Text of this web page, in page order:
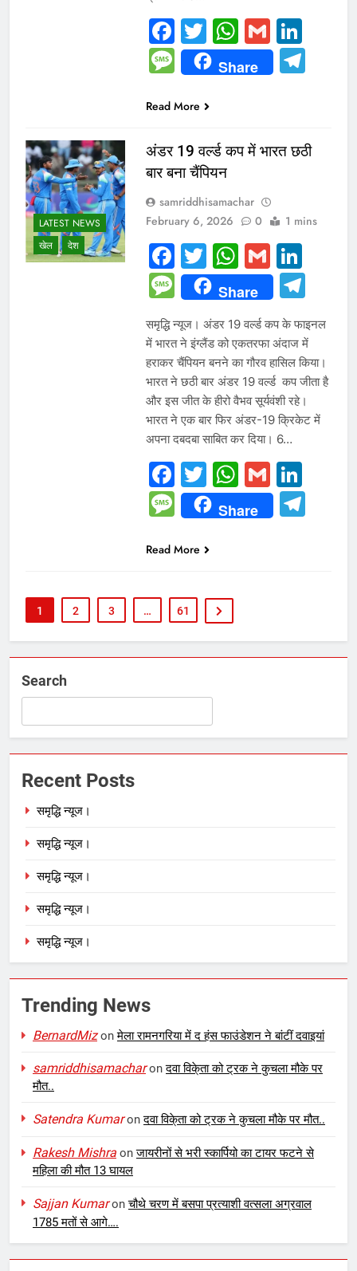
Facebook
TwitterGmail
Message
Share
Read More
LATEST NEWS
खेल
देश
अंडर 19 वर्ल्ड कप में भारत छठी
बार बना चैंपियन
samriddhisamachar
February 6, 2026
0 1 mins
Facebook
TwitterGmail
Message
Share
समृद्धि न्यूज। अंडर 19 वर्ल्ड कप के फाइनल
में भारत ने इंग्लैंड को एकतरफा अंदाज में
हराकर चैंपियन बनने का गौरव हासिल किया।
भारत ने छठी बार अंडर 19 वर्ल्ड कप जीता है
और इस जीत के हीरो वैभव सूर्यवंशी रहे।
भारत ने एक बार फिर अंडर-19 क्रिकेट में
अपना दबदबा साबित कर दिया। 6…
Facebook
TwitterGmail
Message
Share
Read More
1 2 3 … 61
Search
Recent Posts
समृद्धि न्यूज।
समृद्धि न्यूज।
समृद्धि न्यूज।
समृद्धि न्यूज।
समृद्धि न्यूज।
Trending News
BernardMizonमेला रामनगरिया में द हंस फाउंडेशन ने बांटीं दवाइयां
samriddhisamacharonदवा विके्ता को ट्रक ने कुचला मौके पर
मौत..
Satendra Kumaronदवा विके्ता को ट्रक ने कुचला मौके पर मौत..
Rakesh Mishra onजायरीनों से भरी स्कार्पियो का टायर फटने से
महिला की मौत 13 घायल
Sajjan Kumaronचौथे चरण में बसपा प्रत्याशी वत्सला अग्रवाल
1785 मतों से आगे….